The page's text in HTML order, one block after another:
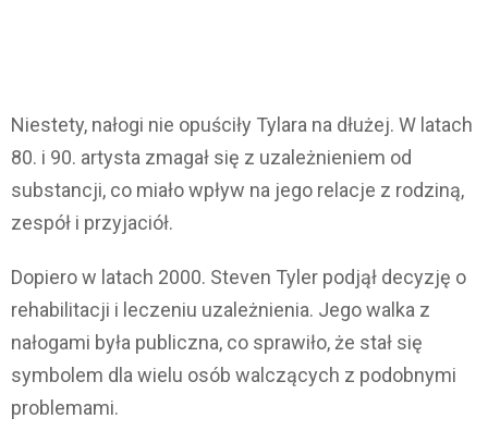
Niestety, nałogi nie opuściły Tylara na dłużej. W latach
80. i 90. artysta zmagał się z uzależnieniem od
substancji, co miało wpływ na jego relacje z rodziną,
zespół i przyjaciół.
Dopiero w latach 2000. Steven Tyler podjął decyzję o
rehabilitacji i leczeniu uzależnienia. Jego walka z
nałogami była publiczna, co sprawiło, że stał się
symbolem dla wielu osób walczących z podobnymi
problemami.